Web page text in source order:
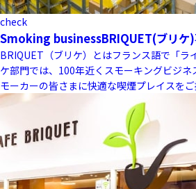
check
Smoking businessBRIQUET(ブリケ
BRIQUET（ブリケ）とはフランス語で「ラ
ケ部門では、100年近くスモーキングビジ
モーカーの皆さまに快適な喫煙プレイスをご